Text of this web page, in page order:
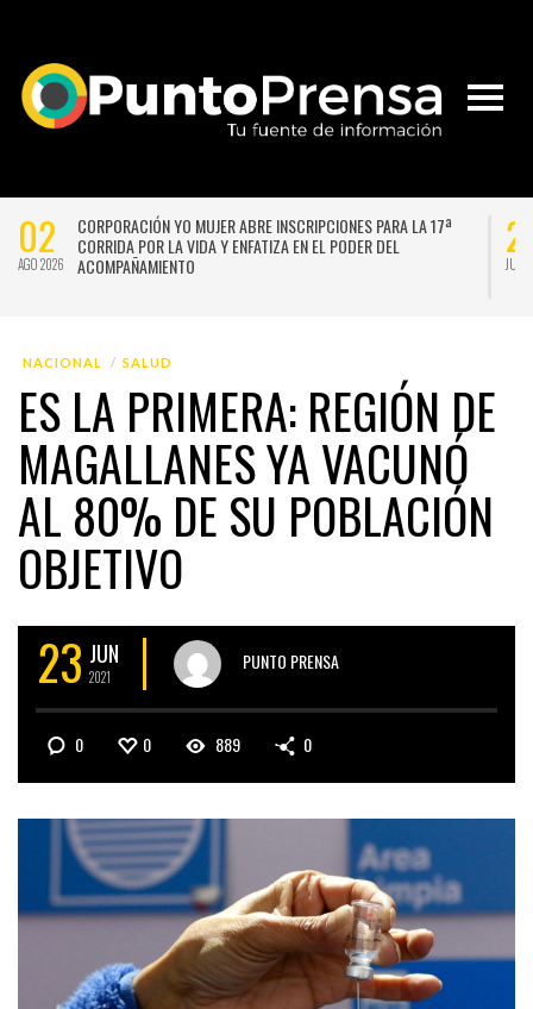
02
AGO 2026
CORPORACIÓN YO MUJER ABRE INSCRIPCIONES PARA LA 17ª
CORRIDA POR LA VIDA Y ENFATIZA EN EL PODER DEL
ACOMPAÑAMIENTO
JUL
NACIONAL SALUD
ES LA PRIMERA: REGIÓN DE
MAGALLANES YA VACUNÓ
AL 80% DE SU POBLACIÓN
OBJETIVO
23 JUN
2021
PUNTO PRENSA
0 0 889 0